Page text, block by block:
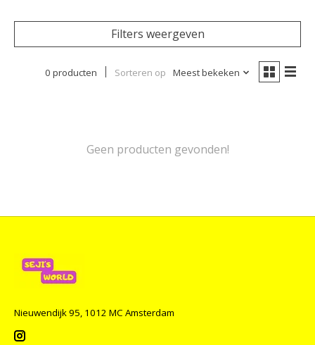
Filters weergeven
0 producten Sorteren op Meest bekeken
Geen producten gevonden!
Nieuwendijk 95, 1012 MC Amsterdam